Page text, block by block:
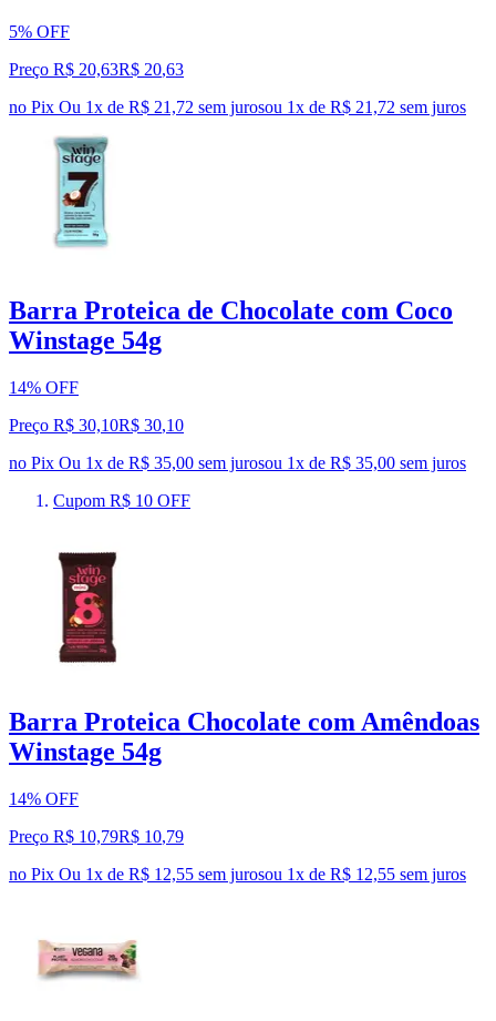
5% OFF
Preço R$ 20,63R$ 20,63
no Pix Ou 1x de R$ 21,72 sem jurosou 1x de R$ 21,72 sem juros
Barra Proteica de Chocolate com Coco
Winstage 54g
14% OFF
Preço R$ 30,10R$ 30,10
no Pix Ou 1x de R$ 35,00 sem jurosou 1x de R$ 35,00 sem juros
Cupom R$ 10 OFF
Barra Proteica Chocolate com Amêndoas
Winstage 54g
14% OFF
Preço R$ 10,79R$ 10,79
no Pix Ou 1x de R$ 12,55 sem jurosou 1x de R$ 12,55 sem juros